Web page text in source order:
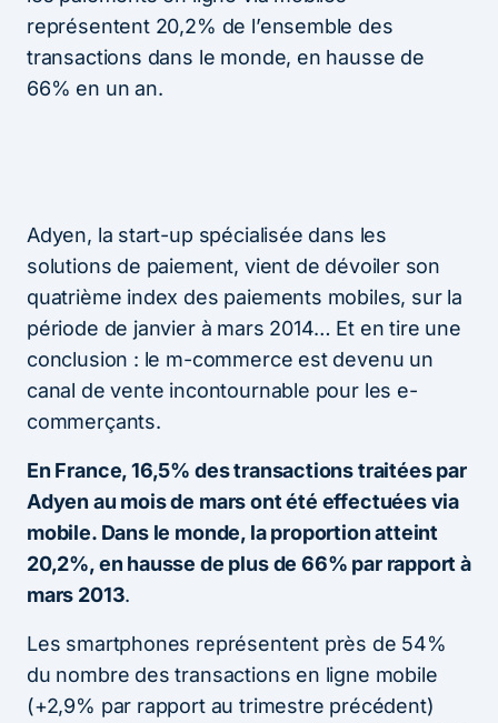
représentent 20,2% de l’ensemble des
transactions dans le monde, en hausse de
66% en un an.
Adyen, la start-up spécialisée dans les
solutions de paiement, vient de dévoiler son
quatrième index des paiements mobiles, sur la
période de janvier à mars 2014… Et en tire une
conclusion : le m-commerce est devenu un
canal de vente incontournable pour les e-
commerçants.
En France, 16,5% des transactions traitées par
Adyen au mois de mars ont été effectuées via
mobile. Dans le monde, la proportion atteint
20,2%, en hausse de plus de 66% par rapport à
mars 2013.
Les smartphones représentent près de 54%
du nombre des transactions en ligne mobile
(+2,9% par rapport au trimestre précédent)